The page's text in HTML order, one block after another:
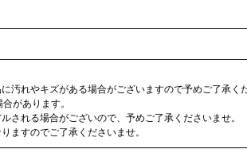
れやキズがある場合がございますので予めご了承く
があります。
れる場合がございので、予めご了承くださいませ。
ますのでご了承くださいませ。